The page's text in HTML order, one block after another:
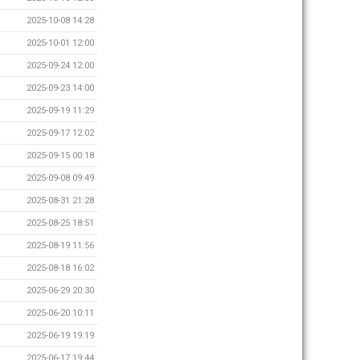
2025-10-08 14:28
2025-10-01 12:00
2025-09-24 12:00
2025-09-23 14:00
2025-09-19 11:29
2025-09-17 12:02
2025-09-15 00:18
2025-09-08 09:49
2025-08-31 21:28
2025-08-25 18:51
2025-08-19 11:56
2025-08-18 16:02
2025-06-29 20:30
2025-06-20 10:11
2025-06-19 19:19